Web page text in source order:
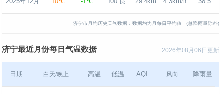
济宁市月均历史天气数据：数据均为月每日平均值！(总降雨量除外)
2026年08月06日更新
济宁最近月份每日气温数据
日期 白天/晚上 高温 低温 AQI 风向 降雨量